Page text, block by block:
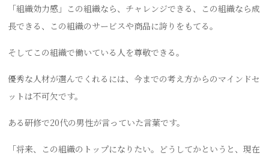
「組織効力感」この組織なら、チャレンジできる、この組織なら成
長できる、この組織のサービスや商品に誇りをもてる。
そしてこの組織で働いている人を尊敬できる。
優秀な人材が選んでくれるには、今までの考え方からのマインドセ
ットは不可欠です。
ある研修で20代の男性が言っていた言葉です。
「将来、この組織のトップになりたい。どうしてかというと、現在